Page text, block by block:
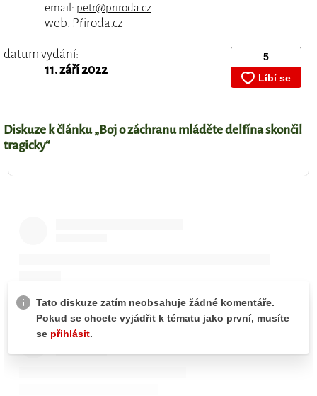
email: petr@priroda.cz
web: Přiroda.cz
datum vydání:
11. září 2022
Diskuze k článku „Boj o záchranu mláděte delfína skončil
tragicky“